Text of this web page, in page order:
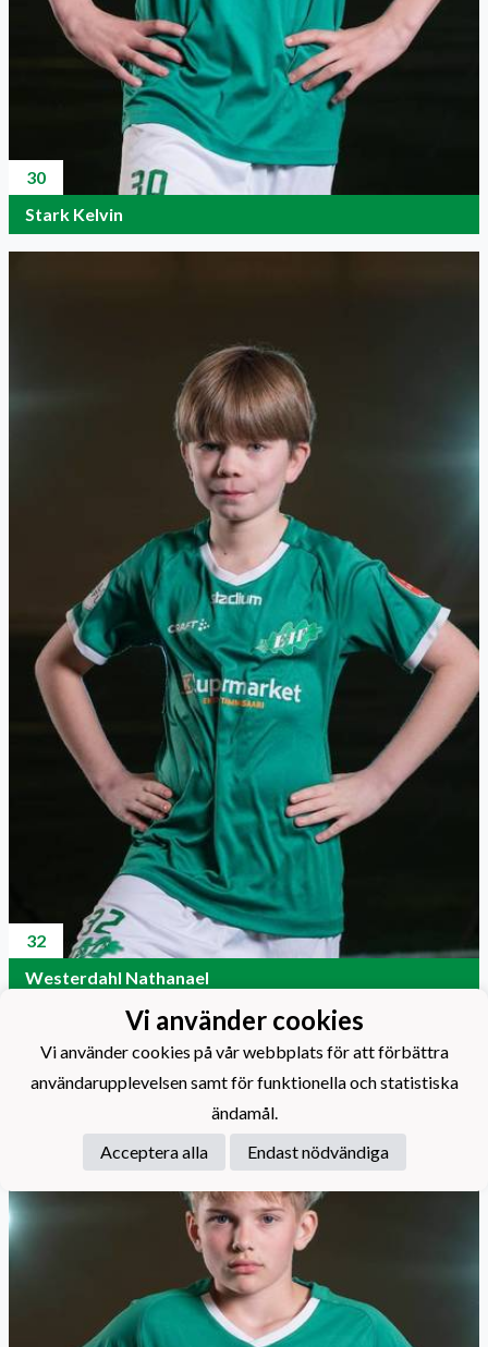
30
Stark Kelvin
32
Westerdahl Nathanael
Vi använder cookies
Vi använder cookies på vår webbplats för att förbättra
användarupplevelsen samt för funktionella och statistiska
ändamål.
Acceptera alla
Endast nödvändiga